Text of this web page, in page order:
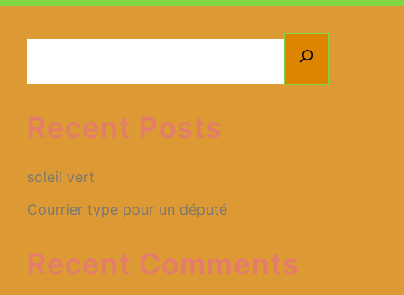
Recent Posts
soleil vert
Courrier type pour un député
Recent Comments